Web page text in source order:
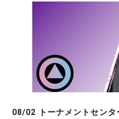
08/02 トーナメントセンタ